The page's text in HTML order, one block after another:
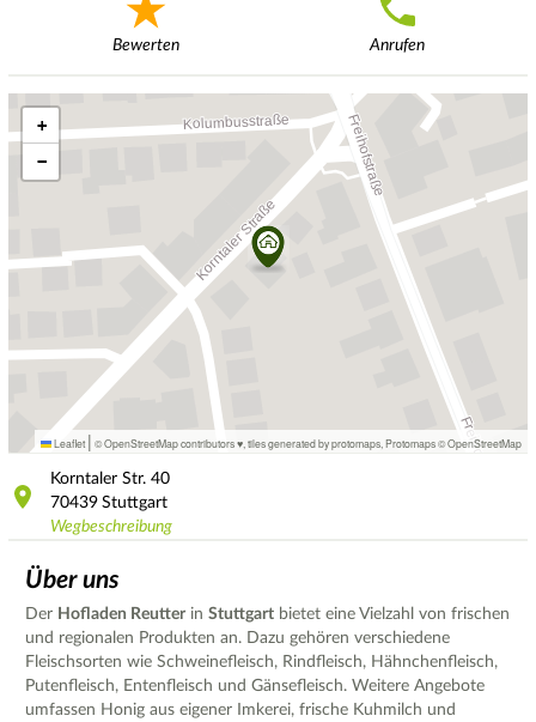
Bewerten Anrufen
+
−
Leaflet | © OpenStreetMap contributors ♥, tiles generated by protomaps Protomaps©OpenStreetMap
Korntaler Str. 40
70439 Stuttgart
Wegbeschreibung
Über uns
Der Hofladen Reutter in Stuttgart bietet eine Vielzahl von frischen
und regionalen Produkten an. Dazu gehören verschiedene
Fleischsorten wie Schweinefleisch, Rindfleisch, Hähnchenfleisch,
Putenfleisch, Entenfleisch und Gänsefleisch. Weitere Angebote
umfassen Honig aus eigener Imkerei, frische Kuhmilch und